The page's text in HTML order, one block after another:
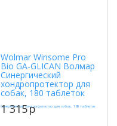
Wolmar Winsome Pro
Bio GA-GLICAN Волмар
Синергический
хондропротектор для
собак, 180 таблеток
1 315p